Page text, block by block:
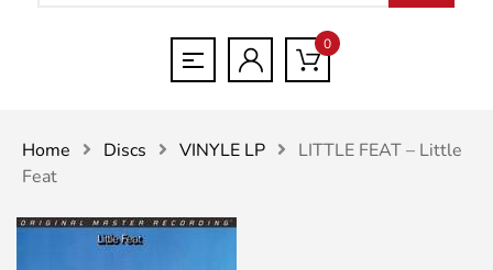
0
Home Discs VINYLE LP
LITTLE FEAT – Little
Feat